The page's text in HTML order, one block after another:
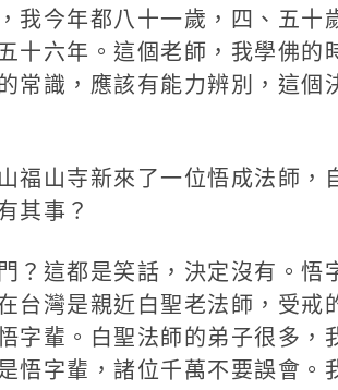
我今年都八十一歲，四、五十
十六年。這個老師，我學佛的
常識，應該有能力辨別，這個
山寺新來了一位悟成法師，
其事？
這都是笑話，決定沒有。悟
台灣是親近白聖老法師，受戒
字輩。白聖法師的弟子很多，
悟字輩，諸位千萬不要誤會。